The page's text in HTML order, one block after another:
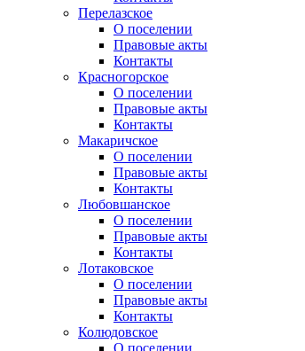
Перелазское
О поселении
Правовые акты
Контакты
Красногорское
О поселении
Правовые акты
Контакты
Макаричское
О поселении
Правовые акты
Контакты
Любовшанское
О поселении
Правовые акты
Контакты
Лотаковское
О поселении
Правовые акты
Контакты
Колюдовское
О поселении